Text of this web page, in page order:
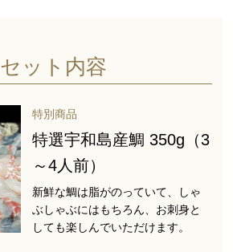
セット内容
特別商品
特選宇和島産鯛 350g（3
～4人前）
新鮮な鯛は脂がのっていて、しゃ
ぶしゃぶにはもちろん、お刺身と
しても楽しんでいただけます。